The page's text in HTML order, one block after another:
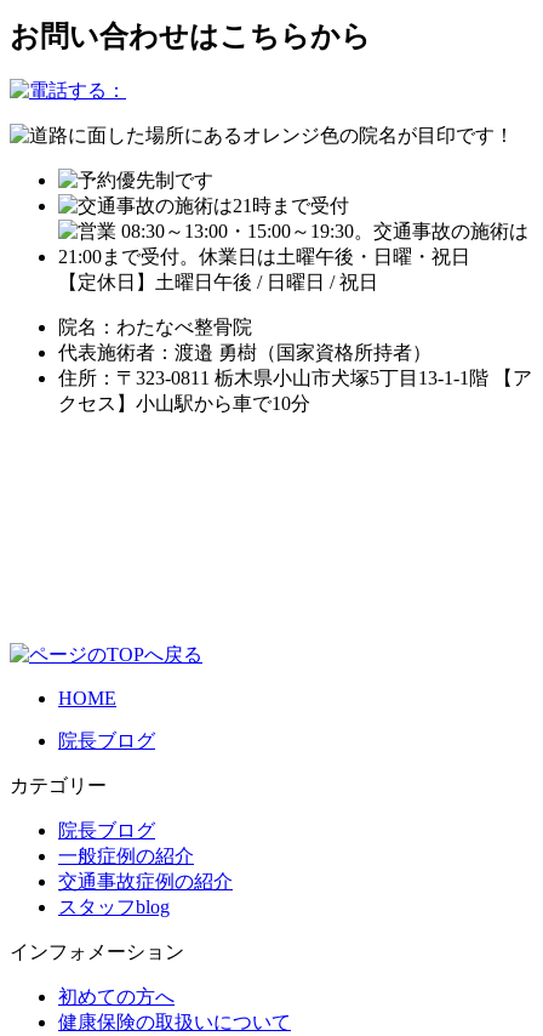
お問い合わせはこちらから
【定休日】土曜日午後 / 日曜日 / 祝日
院名：わたなべ整骨院
代表施術者：渡邉 勇樹（国家資格所持者）
住所：〒323-0811 栃木県小山市犬塚5丁目13-1-1階 【ア
クセス】小山駅から車で10分
HOME
院長ブログ
カテゴリー
院長ブログ
一般症例の紹介
交通事故症例の紹介
スタッフblog
インフォメーション
初めての方へ
健康保険の取扱いについて